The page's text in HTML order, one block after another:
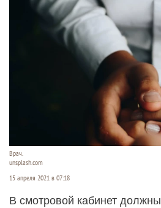
Врач.
unsplash.com
15 апреля 2021 в 07:18
В смотровой кабинет